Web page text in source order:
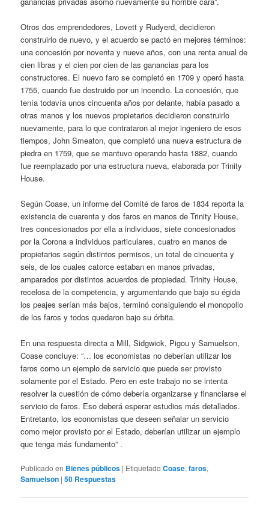
Otros dos emprendedores, Lovett y Rudyerd, decidieron
construirlo de nuevo, y el acuerdo se pactó en mejores términos:
una concesión por noventa y nueve años, con una renta anual de
cien libras y el cien por cien de las ganancias para los
constructores. El nuevo faro se completó en 1709 y operó hasta
1755, cuando fue destruido por un incendio. La concesión, que
tenía todavía unos cincuenta años por delante, había pasado a
otras manos y los nuevos propietarios decidieron construirlo
nuevamente, para lo que contrataron al mejor ingeniero de esos
tiempos, John Smeaton, que completó una nueva estructura de
piedra en 1759, que se mantuvo operando hasta 1882, cuando
fue reemplazado por una estructura nueva, elaborada por Trinity
House.
Según Coase, un informe del Comité de faros de 1834 reporta la
existencia de cuarenta y dos faros en manos de Trinity House,
tres concesionados por ella a individuos, siete concesionados
por la Corona a individuos particulares, cuatro en manos de
propietarios según distintos permisos, un total de cincuenta y
seis, de los cuales catorce estaban en manos privadas,
amparados por distintos acuerdos de propiedad. Trinity House,
recelosa de la competencia, y argumentando que bajo su égida
los peajes serían más bajos, terminó consiguiendo el monopolio
de los faros y todos quedaron bajo su órbita.
En una respuesta directa a Mill, Sidgwick, Pigou y Samuelson,
Coase concluye: “… los economistas no deberían utilizar los
faros como un ejemplo de servicio que puede ser provisto
solamente por el Estado. Pero en este trabajo no se intenta
resolver la cuestión de cómo debería organizarse y financiarse el
servicio de faros. Eso deberá esperar estudios más detallados.
Entretanto, los economistas que deseen señalar un servicio
como mejor provisto por el Estado, deberían utilizar un ejemplo
que tenga más fundamento” .
Publicado en Bienes públicos | Etiquetado Coase,faros,
Samuelson |50 Respuestas